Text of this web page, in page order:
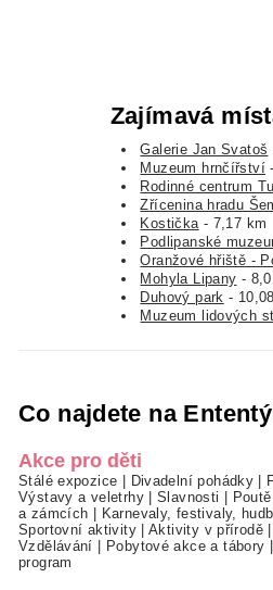
Zajímavá
Galerie Jan Svatoš
Muzeum hrnčířství
Rodinné centrum
Zřícenina hradu
Kostička - 7,17 km
Podlipanské
Oranžové hřiště -
Mohyla Lipany -
Duhový park -
Muzeum lidových
Co najdete na
Akce pro děti
Stálé expozice Divadelní pohádky
Výstavy a veletrhy|Slavnosti
a zámcích
Karnevaly, festivaly,
Sportovní aktivity|Aktivity v přírodě
Vzdělávání
Pobytové akce a tábory
program